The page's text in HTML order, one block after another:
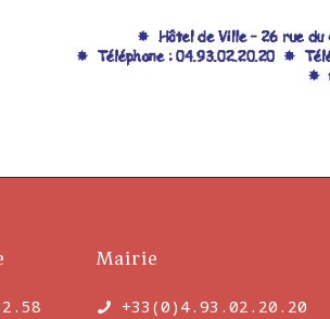
Mairie
+33(0)4.93.02.20.20